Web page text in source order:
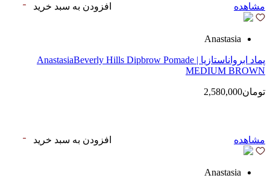
مشاهده افزودن به سبد خرید
Anastasia
پماد ابرواناستازیا | AnastasiaBeverly Hills Dipbrow Pomade
MEDIUM BROWN
تومان2,580,000
مشاهده افزودن به سبد خرید
Anastasia